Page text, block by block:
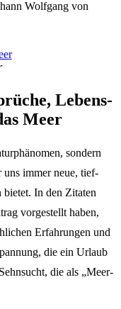
Wolf­gang von
Lebens­
Meer
sondern
uns immer neue, tief­
bietet. In den Zita­ten
vorge­stellt haben,
Erfah­run­gen und
die ein Urlaub
die als „Meer­